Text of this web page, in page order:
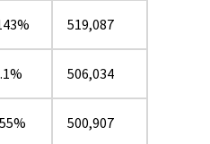
519,087
506,034
500,907